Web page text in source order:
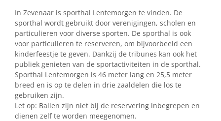
In Zevenaar is sporthal Lentemorgen te vinden. De
sporthal wordt gebruikt door verenigingen, scholen en
particulieren voor diverse sporten. De sporthal is ook
voor particulieren te reserveren, om bijvoorbeeld een
kinderfeestje te geven. Dankzij de tribunes kan ook het
publiek genieten van de sportactiviteiten in de sporthal.
Sporthal Lentemorgen is 46 meter lang en 25,5 meter
breed en is op te delen in drie zaaldelen die los te
gebruiken zijn.
Let op: Ballen zijn niet bij de reservering inbegrepen en
dienen zelf te worden meegenomen.